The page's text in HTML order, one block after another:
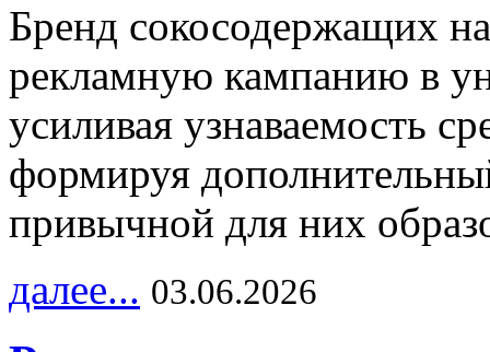
Бренд сокосодержащих
рекламную кампанию в
усиливая узнаваемость
формируя
привычной для них
далее... 03.06.2026